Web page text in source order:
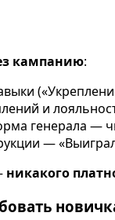
кампанию:
и
генерала —
—
никакого